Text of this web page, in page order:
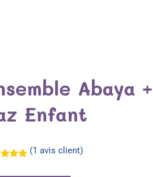
Abaya
Enfant
(1 avis client)